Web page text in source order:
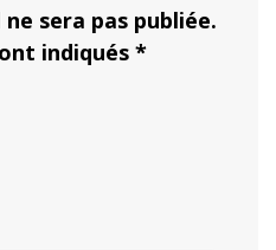
sera pas publiée.
indiqués *